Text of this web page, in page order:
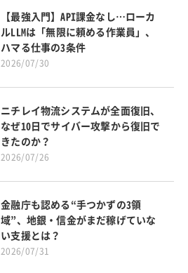
【最強入門】API課金なし…ローカ
ルLLMは「無限に頼める作業員」、
ハマる仕事の3条件
2026/07/30
ニチレイ物流システムが全面復旧、
なぜ10日でサイバー攻撃から復旧で
きたのか？
2026/07/26
金融庁も認める“手つかずの3領
域”、地銀・信金がまだ稼げていな
い支援とは？
2026/07/31